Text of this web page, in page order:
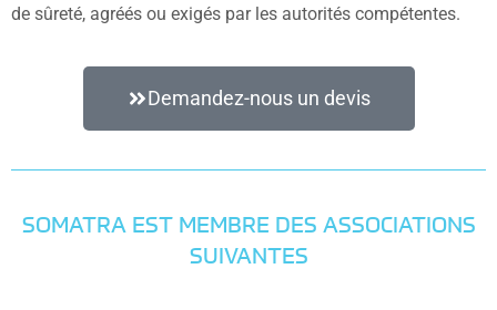
de sûreté, agréés ou exigés par les autorités compétentes.
Demandez-nous un devis
SOMATRA EST MEMBRE DES ASSOCIATIONS
SUIVANTES